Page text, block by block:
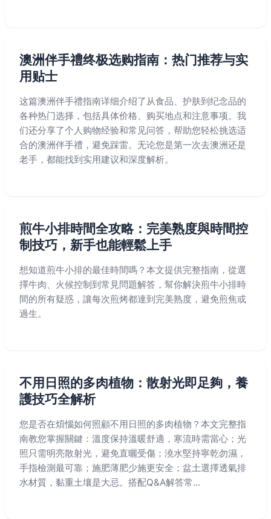
澳洲伴手禮终极选购指南：热门推荐与实
用贴士
这篇澳洲伴手禮指南详细介绍了从食品、护肤到纪念品的
各种热门选择，包括具体价格、购买地点和注意事项。我
们还分享了个人购物经验和常见问答，帮助您轻松挑选适
合的澳洲伴手禮，避免踩雷。无论您是第一次去澳洲还是
老手，都能找到实用建议和深度解析。
煎牛小排時間全攻略：完美熟度與時間控
制技巧，新手也能輕鬆上手
想知道煎牛小排的最佳時間嗎？本文提供完整指南，從選
擇牛肉、火候控制到常見問題解答，幫你解決煎牛小排時
間的所有疑惑，讓每次煎烤都達到完美熟度，避免煎焦或
過生。
不用日照的多肉植物：散射光即足夠，養
護技巧全解析
您是否在煩惱如何照顧不用日照的多肉植物？本文完整指
南教您掌握關鍵：溫度保持溫暖舒適，寒流時需當心；光
照只需明亮散射光，避免直曬受傷；澆水堅持寧乾勿濕，
手指檢測最可靠；施肥薄肥少施更安全；盆土選擇透氣排
水材質，黏重土壤是大忌。搭配Q&A解答常...